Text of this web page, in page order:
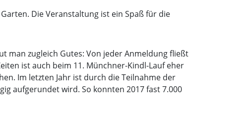
Die Veranstaltung ist ein Spaß für die
man zugleich Gutes: Von jeder Anmeldung fließt
ist auch beim 11. Münchner-Kindl-Lauf eher
Im letzten Jahr ist durch die Teilnahme der
aufgerundet wird. So konnten 2017 fast 7.000